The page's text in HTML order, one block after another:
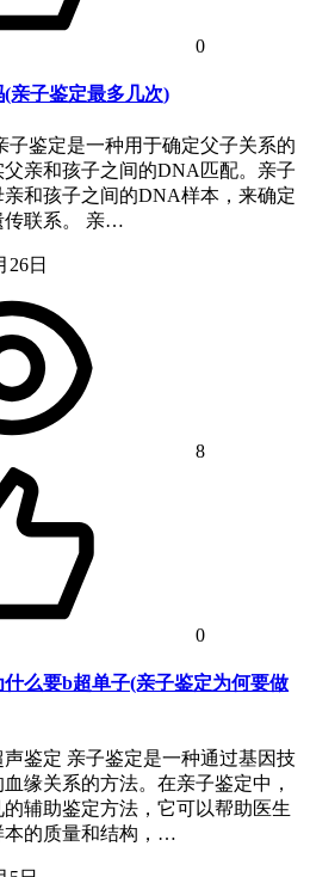
0
亲子鉴定最多几次)
子鉴定是一种用于确定父子关系的
亲和孩子之间的DNA匹配。亲子
和孩子之间的DNA样本，来确定
传联系。 亲…
26日
8
0
么要b超单子(亲子鉴定为何要做
鉴定 亲子鉴定是一种通过基因技
缘关系的方法。在亲子鉴定中，
辅助鉴定方法，它可以帮助医生
本的质量和结构，…